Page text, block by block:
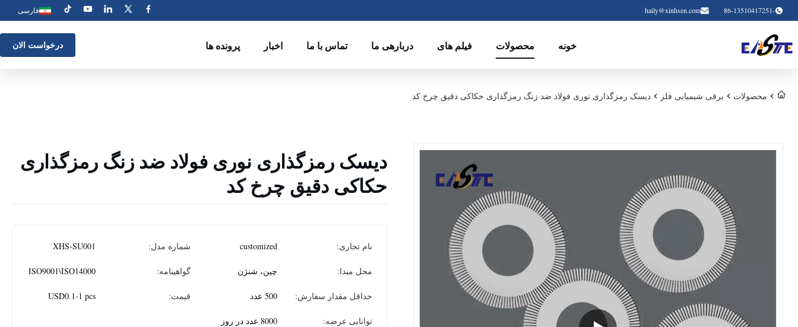
-86-13510417251
haily@xinhsen.com فارسی
خونه محصولات فیلم های دربارهی ما تماس با ما اخبار پرونده ها درخواست الان
محصولات برقی شیمیایی فلز دیسک رمزگذاری نوری فولاد ضد زنگ رمزگذاری حکاکی دقیق چرخ کد
دیسک رمزگذاری نوری فولاد ضد زنگ رمزگذاری
حکاکی دقیق چرخ کد
نام تجاری: customized شماره مدل: XHS-SU001
محل مبدا: چین، شنژن گواهینامه: ISO9001\ISO14000
حداقل مقدار سفارش: 500 عدد قیمت: USD0.1-1 pcs
توانایی عرضه: 8000 عدد در روز